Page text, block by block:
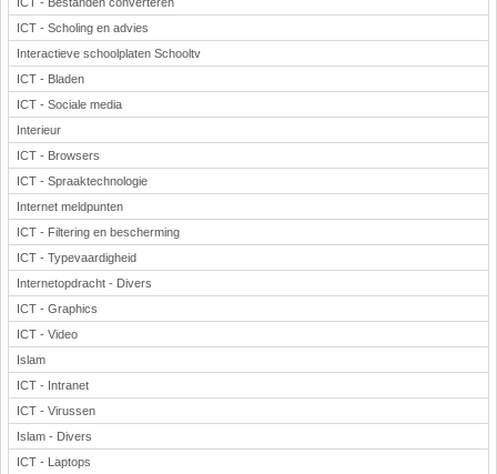
ICT - Scholing en advies
Interactieve schoolplaten Schooltv
ICT - Bladen
ICT - Sociale media
Interieur
ICT - Browsers
ICT - Spraaktechnologie
Internet meldpunten
ICT - Filtering en bescherming
ICT - Typevaardigheid
Internetopdracht - Divers
ICT - Graphics
ICT - Video
Islam
ICT - Intranet
ICT - Virussen
Islam - Divers
ICT - Laptops